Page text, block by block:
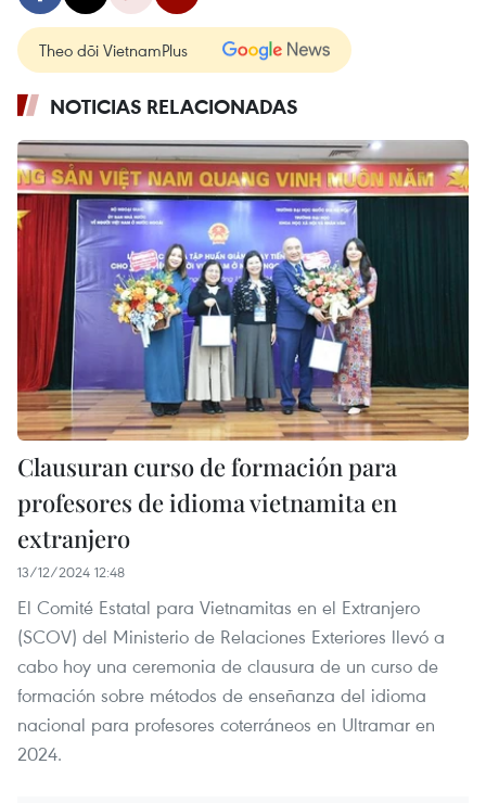
Theo dõi VietnamPlus
NOTICIAS RELACIONADAS
Clausuran curso de formación para
profesores de idioma vietnamita en
extranjero
13/12/2024 12:48
El Comité Estatal para Vietnamitas en el Extranjero
(SCOV) del Ministerio de Relaciones Exteriores llevó a
cabo hoy una ceremonia de clausura de un curso de
formación sobre métodos de enseñanza del idioma
nacional para profesores coterráneos en Ultramar en
2024.